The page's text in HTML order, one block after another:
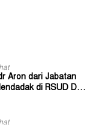
Aron dari Jabatan
di RSUD Dok